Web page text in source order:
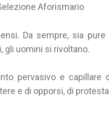
Aforismario
Da sempre, sia
gli uomini si rivoltano.
pervasivo e capillare
e di opporsi, di